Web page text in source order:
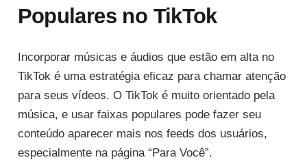
Populares no TikTok
Incorporar músicas e áudios que estão em alta no
TikTok é uma estratégia eficaz para chamar atenção
para seus vídeos. O TikTok é muito orientado pela
música, e usar faixas populares pode fazer seu
conteúdo aparecer mais nos feeds dos usuários,
especialmente na página “Para Você”.